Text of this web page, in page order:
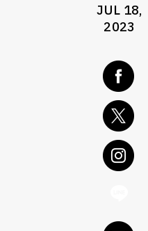
JUL 18,
2023